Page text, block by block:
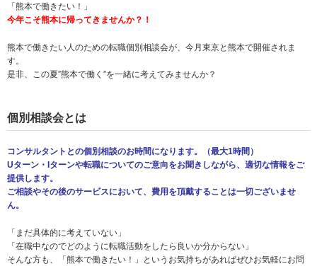
「熊本で働きたい！」
今年こそ熊本に帰ってきませんか？！
熊本で働きたい人のための転職個別相談会が、今月東京と熊本で開催されま
す。
是非、この夏”熊本で働く”を一緒に考えてみませんか？
個別相談会とは
コンサルタントとの個別相談のお時間になります。（最大1時間）
Uターン・Iターンや転職についてのご意向をお聞きしながら、適切な情報をご
提供します。
ご相談やその後のサービスにおいて、費用を頂戴することは一切ございませ
ん。
「まだ具体的に考えていない」
「在職中なのでどのように転職活動をしたら良いか分からない」
そんな方も、「熊本で働きたい！」というお気持ちがあればぜひお気軽にお問